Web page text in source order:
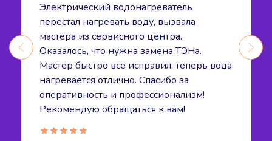
Электрический водонагреватель
перестал нагревать воду, вызвала
мастера из сервисного центра.
Оказалось, что нужна замена ТЭНа.
Мастер быстро все исправил, теперь вода
нагревается отлично. Спасибо за
оперативность и профессионализм!
Рекомендую обращаться к вам!